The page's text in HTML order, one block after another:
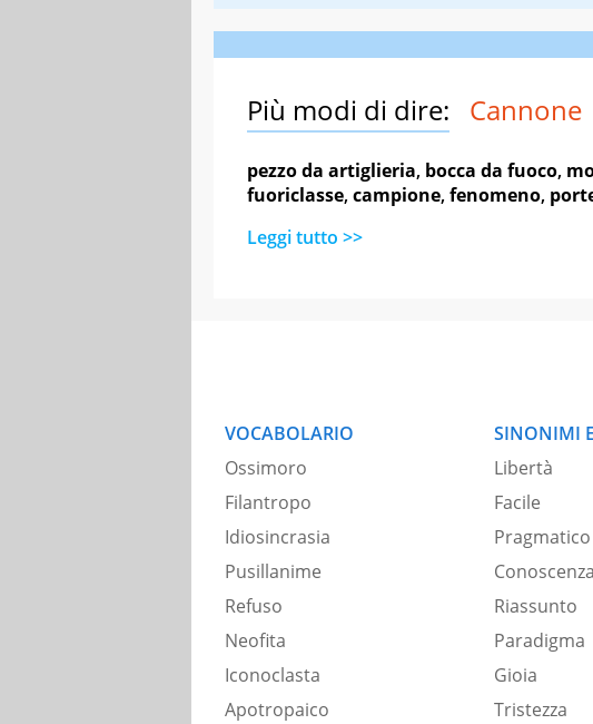
Più modi di dire: Cannone
pezzo da artiglieria, bocca da fuoco,
fuoriclasse,campione,fenomeno,
Leggi tutto >>
VOCABOLARIO
Ossimoro
Filantropo
Idiosincrasia
Pusillanime
Refuso
Neofita
Iconoclasta
Apotropaico
SINONIMI
Libertà
Facile
Pragmatico
Conoscenza
Riassunto
Paradigma
Gioia
Tristezza